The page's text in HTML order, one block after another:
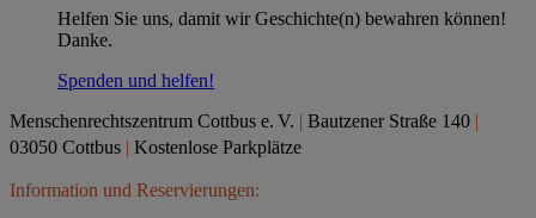
Helfen Sie uns, damit wir Geschichte(n) bewahren können!
Danke.
Spenden und helfen!
Menschenrechtszentrum Cottbus e. V. | Bautzener Straße 140 |
03050 Cottbus | Kostenlose Parkplätze
Information und Reservierungen: